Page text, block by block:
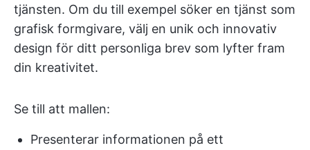
tjänsten. Om du till exempel söker en tjänst som
grafisk formgivare, välj en unik och innovativ
design för ditt personliga brev som lyfter fram
din kreativitet.
Se till att mallen:
Presenterar informationen på ett